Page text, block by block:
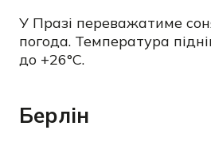
У Празі переважатиме
погода. Температура
до +26°C.
Берлін